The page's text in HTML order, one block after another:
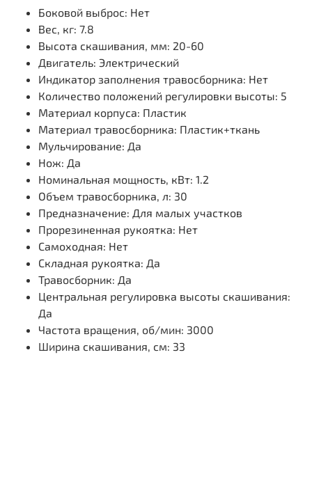
Боковой выброс: Нет
Вес, кг: 7.8
Высота скашивания, мм: 20-60
Двигатель: Электрический
Индикатор заполнения травосборника: Нет
Количество положений регулировки высоты: 5
Материал корпуса: Пластик
Материал травосборника: Пластик+ткань
Мульчирование: Да
Нож: Да
Номинальная мощность, кВт: 1.2
Объем травосборника, л: 30
Предназначение: Для малых участков
Прорезиненная рукоятка: Нет
Самоходная: Нет
Складная рукоятка: Да
Травосборник: Да
Центральная регулировка высоты скашивания:
Да
Частота вращения, об/мин: 3000
Ширина скашивания, см: 33